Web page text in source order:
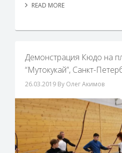
READ MORE
Демонстрация Кюдо на
“Мутокукай”, Санкт-
26.03.2019 By Олег Акимов